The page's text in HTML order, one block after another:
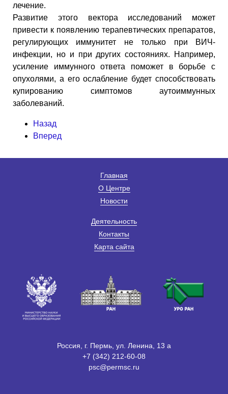
лечение.
Развитие этого вектора исследований может
привести к появлению терапевтических препаратов,
регулирующих иммунитет не только при ВИЧ-
инфекции, но и при других состояниях. Например,
усиление иммунного ответа поможет в борьбе с
опухолями, а его ослабление будет способствовать
купированию симптомов аутоиммунных
заболеваний.
Назад
Вперед
Главная
О Центре
Новости
Деятельность
Контакты
Карта сайта
Россия, г. Пермь, ул. Ленина, 13 а
+7 (342) 212-60-08
psc@permsc.ru